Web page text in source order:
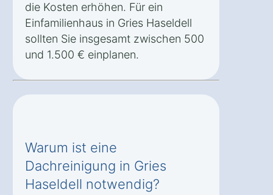
die Kosten erhöhen. Für ein
Einfamilienhaus in Gries Haseldell
sollten Sie insgesamt zwischen 500
und 1.500 € einplanen.
Warum ist eine
Dachreinigung in Gries
Haseldell notwendig?